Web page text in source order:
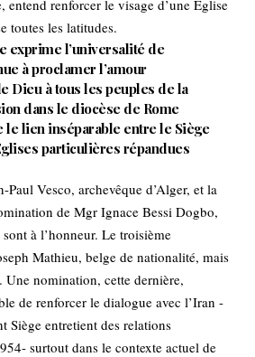
entend renforcer le visage d’une Église
toutes les latitudes.
exprime l’universalité de
à proclamer l’amour
Dieu à tous les peuples de la
dans le diocèse de Rome
le lien inséparable entre le Siège
particulières répandues
Paul Vesco, archevêque d’Alger, et la
de Mgr Ignace Bessi Dogbo,
à l’honneur. Le troisième
Mathieu, belge de nationalité, mais
Une nomination, cette dernière,
de renforcer le dialogue avec l’Iran -
Siège entretient des relations
surtout dans le contexte actuel de